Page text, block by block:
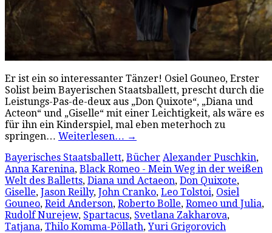
Er ist ein so interessanter Tänzer! Osiel Gouneo, Erster
Solist beim Bayerischen Staatsballett, prescht durch die
Leistungs-Pas-de-deux aus „Don Quixote“, „Diana und
Acteon“ und „Giselle“ mit einer Leichtigkeit, als wäre es
für ihn ein Kinderspiel, mal eben meterhoch zu
springen… Weiterlesen… →
Bayerisches Staatsballett, Bücher Alexander Puschkin,
Anna Karenina, Black Romeo - Mein Weg in der weißen
Welt des Balletts, Diana und Actaeon, Don Quixote,
Giselle, Jason Reilly, John Cranko, Leo Tolstoi, Osiel
Gouneo, Reid Anderson, Roberto Bolle, Romeo und Julia,
Rudolf Nurejew, Spartacus, Svetlana Zakharova,
Tatjana, Thilo Komma-Pöllath,Yuri Grigorovich